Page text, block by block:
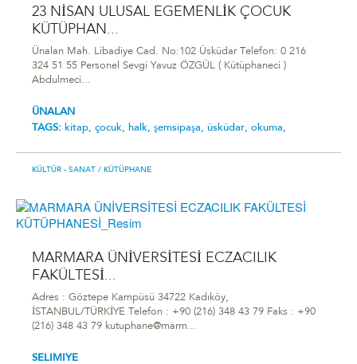
23 NİSAN ULUSAL EGEMENLİK ÇOCUK
KÜTÜPHAN...
Ünalan Mah. Libadiye Cad. No:102 Üsküdar Telefon: 0 216
324 51 55 Personel Sevgi Yavuz ÖZGÜL ( Kütüphaneci )
Abdulmeci...
ÜNALAN
TAGS: kitap, çocuk, halk, şemsipaşa, üsküdar, okuma,
KÜLTÜR - SANAT / KÜTÜPHANE
MARMARA ÜNİVERSİTESİ ECZACILIK
FAKÜLTESİ...
Adres : Göztepe Kampüsü 34722 Kadıköy,
İSTANBUL/TÜRKİYE Telefon : +90 (216) 348 43 79 Faks : +90
(216) 348 43 79 kutuphane@marm...
SELIMIYE